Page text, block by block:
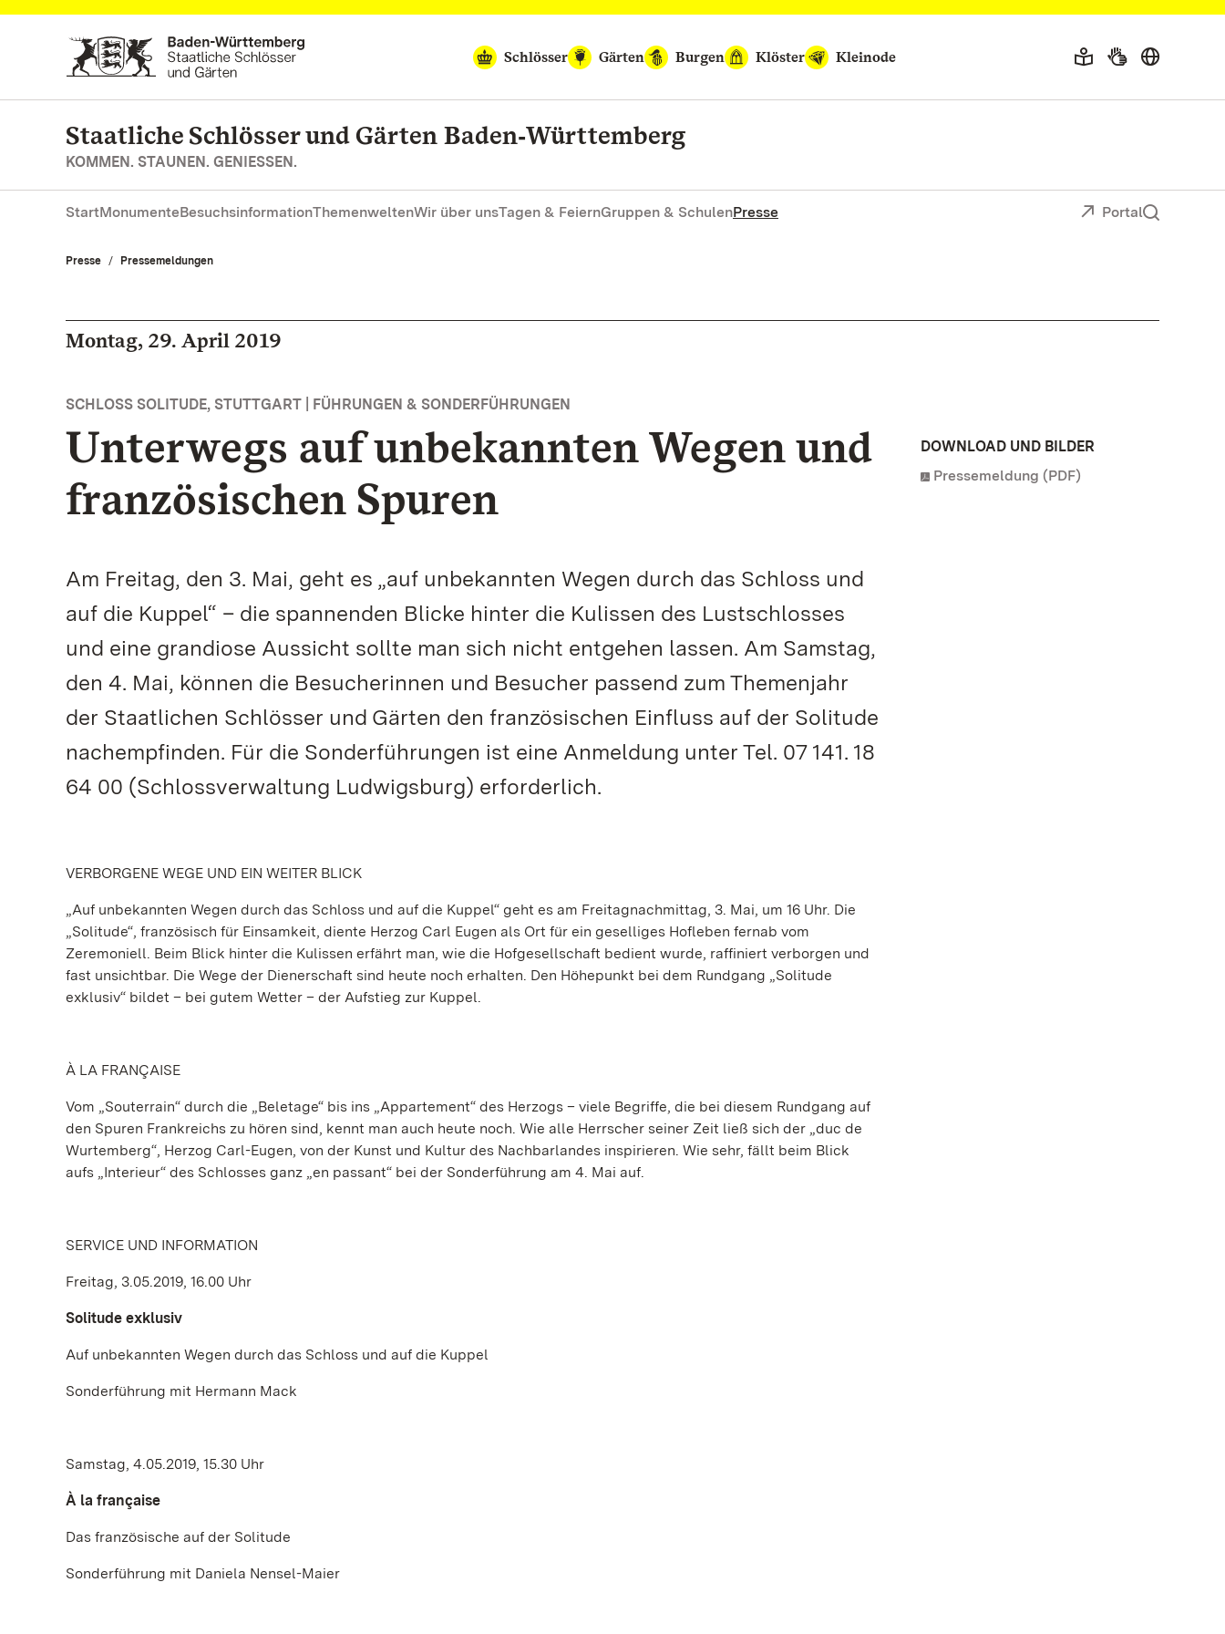
Zum Hauptinhalt springen
Schlösser
Gärten Burgen Klöster Kleinode
Staatliche Schlösser und Gärten Baden‑Württemberg
KOMMEN. STAUNEN. GENIESSEN.
StartMonumenteBesuchsinformationThemenweltenWir über unsTagen & FeiernGruppen & SchulenPresse Portal
Presse Pressemeldungen
Montag, 29. April 2019
SCHLOSS SOLITUDE, STUTTGART | FÜHRUNGEN & SONDERFÜHRUNGEN
Unterwegs auf unbekannten Wegen und
französischen Spuren
Am Freitag, den 3. Mai, geht es „auf unbekannten Wegen durch das Schloss und
auf die Kuppel“ – die spannenden Blicke hinter die Kulissen des Lustschlosses
und eine grandiose Aussicht sollte man sich nicht entgehen lassen. Am Samstag,
den 4. Mai, können die Besucherinnen und Besucher passend zum Themenjahr
der Staatlichen Schlösser und Gärten den französischen Einfluss auf der Solitude
nachempfinden. Für die Sonderführungen ist eine Anmeldung unter Tel. 07 141. 18
64 00 (Schlossverwaltung Ludwigsburg) erforderlich.
VERBORGENE WEGE UND EIN WEITER BLICK
„Auf unbekannten Wegen durch das Schloss und auf die Kuppel“ geht es am Freitagnachmittag, 3. Mai, um 16 Uhr. Die
„Solitude“, französisch für Einsamkeit, diente Herzog Carl Eugen als Ort für ein geselliges Hofleben fernab vom
Zeremoniell. Beim Blick hinter die Kulissen erfährt man, wie die Hofgesellschaft bedient wurde, raffiniert verborgen und
fast unsichtbar. Die Wege der Dienerschaft sind heute noch erhalten. Den Höhepunkt bei dem Rundgang „Solitude
exklusiv“ bildet – bei gutem Wetter – der Aufstieg zur Kuppel.
À LA FRANÇAISE
Vom „Souterrain“ durch die „Beletage“ bis ins „Appartement“ des Herzogs – viele Begriffe, die bei diesem Rundgang auf
den Spuren Frankreichs zu hören sind, kennt man auch heute noch. Wie alle Herrscher seiner Zeit ließ sich der „duc de
Wurtemberg“, Herzog Carl-Eugen, von der Kunst und Kultur des Nachbarlandes inspirieren. Wie sehr, fällt beim Blick
aufs „Interieur“ des Schlosses ganz „en passant“ bei der Sonderführung am 4. Mai auf.
SERVICE UND INFORMATION
Freitag, 3.05.2019, 16.00 Uhr
Solitude exklusiv
Auf unbekannten Wegen durch das Schloss und auf die Kuppel
Sonderführung mit Hermann Mack
Samstag, 4.05.2019, 15.30 Uhr
À la française
Das französische auf der Solitude
Sonderführung mit Daniela Nensel-Maier
DOWNLOAD UND BILDER
Pressemeldung (PDF)